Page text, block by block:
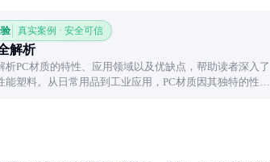
真实案例 · 安全可信
解析
析PC材质的特性、应用领域以及优缺点，帮助读者深入了
能塑料。从日常用品到工业应用，PC材质因其独特的性能